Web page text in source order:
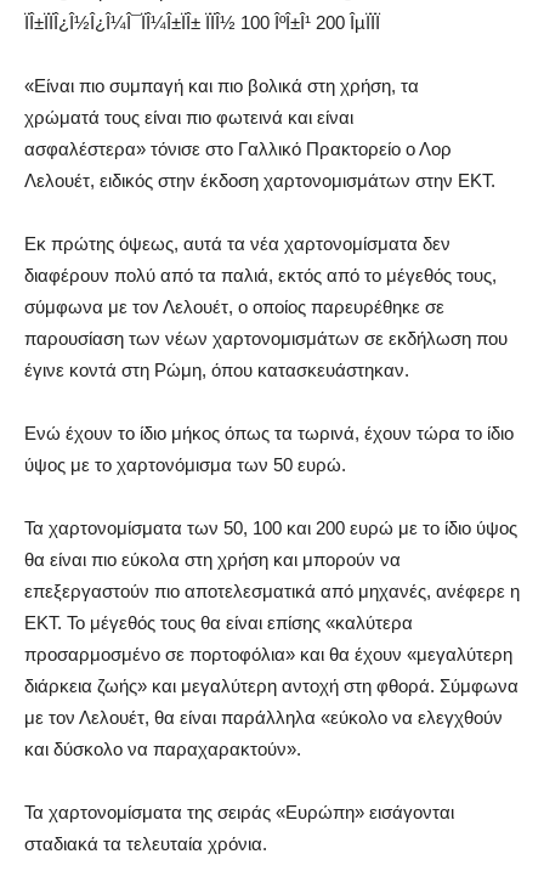
«Είναι πιο συμπαγή και πιο βολικά στη χρήση, τα
χρώματά τους είναι πιο φωτεινά και είναι
ασφαλέστερα» τόνισε στο Γαλλικό Πρακτορείο ο Λορ
Λελουέτ, ειδικός στην έκδοση χαρτονομισμάτων στην ΕΚΤ.
Εκ πρώτης όψεως, αυτά τα νέα χαρτονομίσματα δεν
διαφέρουν πολύ από τα παλιά, εκτός από το μέγεθός τους,
σύμφωνα με τον Λελουέτ, ο οποίος παρευρέθηκε σε
παρουσίαση των νέων χαρτονομισμάτων σε εκδήλωση που
έγινε κοντά στη Ρώμη, όπου κατασκευάστηκαν.
Ενώ έχουν το ίδιο μήκος όπως τα τωρινά, έχουν τώρα το ίδιο
ύψος με το χαρτονόμισμα των 50 ευρώ.
Τα χαρτονομίσματα των 50, 100 και 200 ευρώ με το ίδιο ύψος
θα είναι πιο εύκολα στη χρήση και μπορούν να
επεξεργαστούν πιο αποτελεσματικά από μηχανές, ανέφερε η
ΕΚΤ. Το μέγεθός τους θα είναι επίσης «καλύτερα
προσαρμοσμένο σε πορτοφόλια» και θα έχουν «μεγαλύτερη
διάρκεια ζωής» και μεγαλύτερη αντοχή στη φθορά. Σύμφωνα
με τον Λελουέτ, θα είναι παράλληλα «εύκολο να ελεγχθούν
και δύσκολο να παραχαρακτούν».
Τα χαρτονομίσματα της σειράς «Ευρώπη» εισάγονται
σταδιακά τα τελευταία χρόνια.